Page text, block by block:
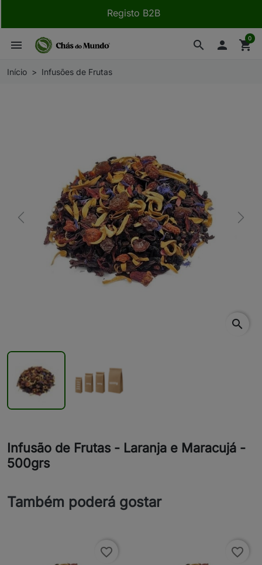
Registo B2B
search
menu  shopping_cart
0
Início Infusões de Frutas
Previous Next
search
Infusão de Frutas - Laranja e Maracujá -
500grs
Também poderá gostar
favorite_border favorite_border